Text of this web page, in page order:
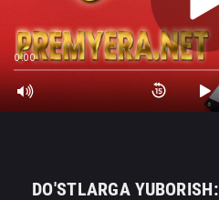
0:00
DO'STLARGA YUBORISH: